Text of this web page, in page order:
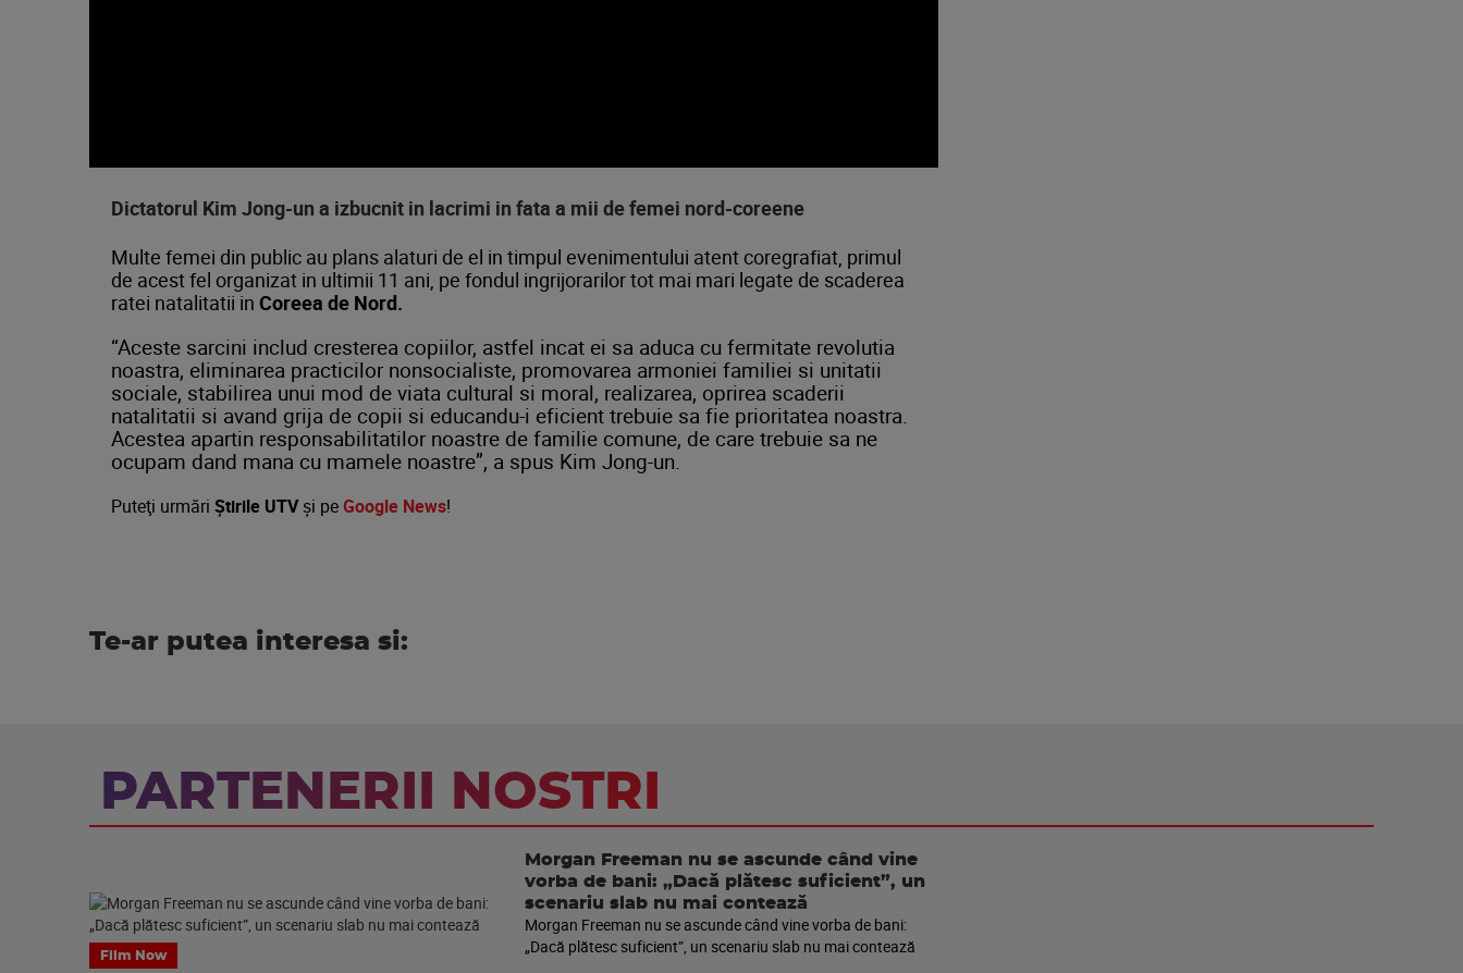
Dictatorul Kim Jong-un a izbucnit in lacrimi in fata a mii de femei nord-coreene
Multe femei din public au plans alaturi de el in timpul evenimentului atent coregrafiat, primul
de acest fel organizat in ultimii 11 ani, pe fondul ingrijorarilor tot mai mari legate de scaderea
ratei natalitatii in Coreea de Nord.
“Aceste sarcini includ cresterea copiilor, astfel incat ei sa aduca cu fermitate revolutia
noastra, eliminarea practicilor nonsocialiste, promovarea armoniei familiei si unitatii
sociale, stabilirea unui mod de viata cultural si moral, realizarea, oprirea scaderii
natalitatii si avand grija de copii si educandu-i eficient trebuie sa fie prioritatea noastra.
Acestea apartin responsabilitatilor noastre de familie comune, de care trebuie sa ne
ocupam dand mana cu mamele noastre”, a spus Kim Jong-un.
Puteţi urmări Știrile UTVşi peGoogle News!
Te-ar putea interesa si:
PARTENERII NOSTRI
Film Now
Morgan Freeman nu se ascunde când vine
vorba de bani: „Dacă plătesc suficient”, un
scenariu slab nu mai contează
Morgan Freeman nu se ascunde când vine vorba de bani:
„Dacă plătesc suficient”, un scenariu slab nu mai contează